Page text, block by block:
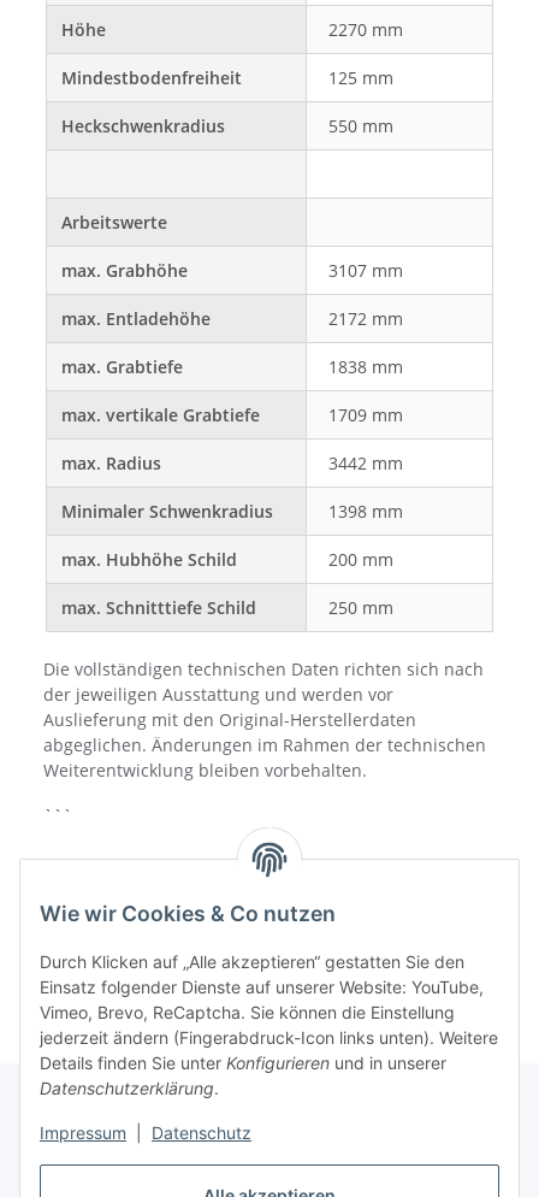
Wie wir Cookies & Co nutzen
Durch Klicken auf „Alle akzeptieren“ gestatten Sie den
Einsatz folgender Dienste auf unserer Website: YouTube,
Vimeo, Brevo, ReCaptcha. Sie können die Einstellung
jederzeit ändern (Fingerabdruck-Icon links unten). Weitere
Details finden Sie unter Konfigurieren und in unserer
Datenschutzerklärung.
Impressum Datenschutz
Höhe 2270 mm
Mindestbodenfreiheit 125 mm
Heckschwenkradius 550 mm
Arbeitswerte
max. Grabhöhe 3107 mm
max. Entladehöhe 2172 mm
max. Grabtiefe 1838 mm
max. vertikale Grabtiefe 1709 mm
max. Radius 3442 mm
Minimaler Schwenkradius 1398 mm
max. Hubhöhe Schild 200 mm
max. Schnitttiefe Schild 250 mm
Die vollständigen technischen Daten richten sich nach
der jeweiligen Ausstattung und werden vor
Auslieferung mit den Original-Herstellerdaten
abgeglichen. Änderungen im Rahmen der technischen
Weiterentwicklung bleiben vorbehalten.
```